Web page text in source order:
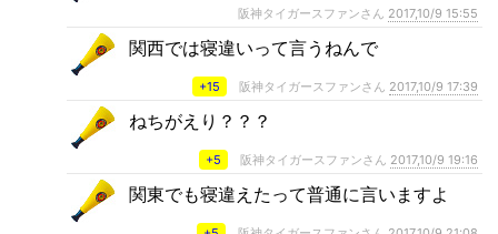
阪神タイガースファンさん 2017,10/9 15:55
関西では寝違いって言うねんで
+15 阪神タイガースファンさん 2017,10/9 17:39
ねちがえり？？？
+5 阪神タイガースファンさん 2017,10/9 19:16
関東でも寝違えたって普通に言いますよ